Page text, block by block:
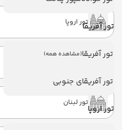
تور آفریقا
تور آفریقا(مشاهده همه)
تور آفریقای جنوبی
تور اروپا
تور اروپا
تور لبنان